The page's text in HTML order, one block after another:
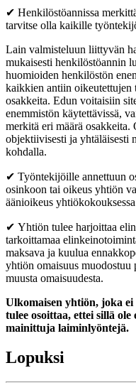
✔ Henkilöstöannissa
tarvitse olla kaikille
Lain valmisteluun liittyvän
mukaisesti henkilöstöannin
huomioiden henkilöstön
kaikkien antiin oikeutettujen
osakkeita. Edun voitaisiin
enemmistön käytettävissä,
merkitä eri määrä
objektiivisesti ja yhtäläisesti
kohdalla.
✔ Työntekijöille annettuun
osinkoon tai oikeus yhtiön
äänioikeus
✔ Yhtiön tulee harjoittaa
tarkoittamaa
maksava ja kuulua
yhtiön omaisuus muodostuu
muusta omaisuudesta.
Ulkomaisen yhtiön, joka
tulee osoittaa, ettei sillä
mainittuja laiminlyöntejä.
Lopuksi